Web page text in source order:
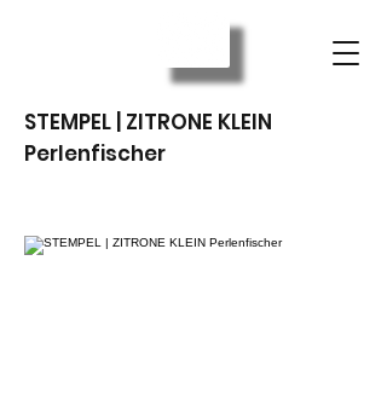
STEMPEL | ZITRONE KLEIN
Perlenfischer